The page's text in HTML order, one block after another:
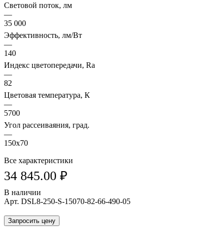
Световой поток, лм
—
35 000
Эффективность, лм/Вт
—
140
Индекс цветопередачи, Ra
—
82
Цветовая температура, К
—
5700
Угол рассеиваяния, град.
—
150х70
Все характеристики
34 845.00 ₽
В наличии
Арт. DSL8-250-S-15070-82-66-490-05
Запросить цену